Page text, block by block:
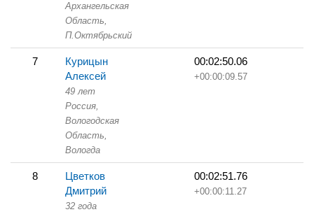
Архангельская
Область,
П.Октябрьский
7
Курицын
Алексей
49 лет
Россия,
Вологодская
Область,
Вологда
00:02:50.06
+00:00:09.57
8
Цветков
Дмитрий
32 года
00:02:51.76
+00:00:11.27